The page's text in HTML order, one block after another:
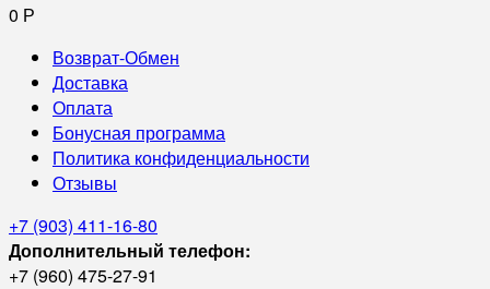
0 Р
Возврат-Обмен
Доставка
Оплата
Бонусная программа
Политика конфиденциальности
Отзывы
+7 (903) 411-16-80
Дополнительный телефон:
+7 (960) 475-27-91